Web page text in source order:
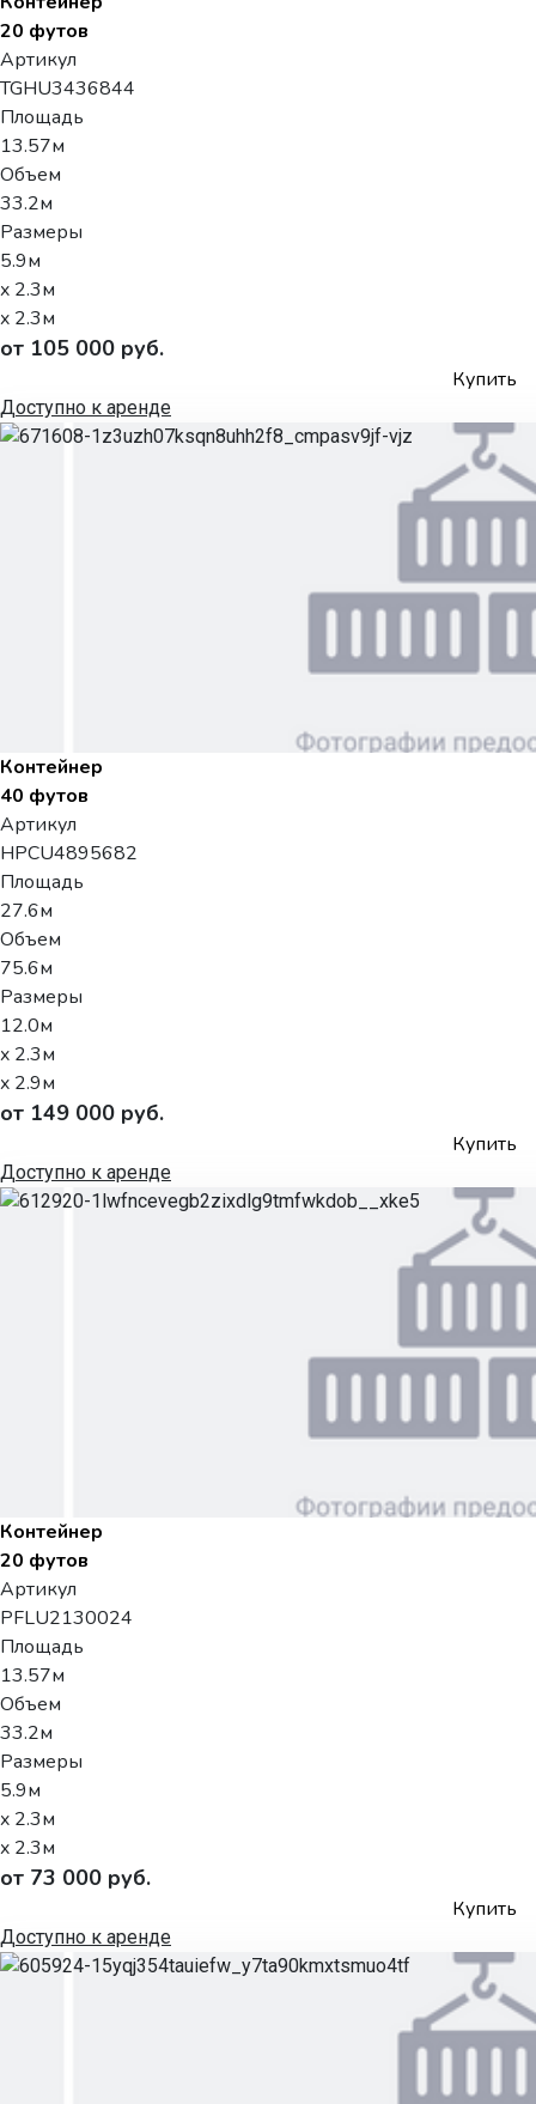
20 футов
Артикул
TGHU3436844
Площадь
13.57м
Объем
33.2м
Размеры
5.9м
x 2.3м
x 2.3м
от 105 000 руб.
Купить
Доступно к аренде
Контейнер
40 футов
Артикул
HPCU4895682
Площадь
27.6м
Объем
75.6м
Размеры
12.0м
x 2.3м
x 2.9м
от 149 000 руб.
Купить
Доступно к аренде
Контейнер
20 футов
Артикул
PFLU2130024
Площадь
13.57м
Объем
33.2м
Размеры
5.9м
x 2.3м
x 2.3м
от 73 000 руб.
Купить
Доступно к аренде